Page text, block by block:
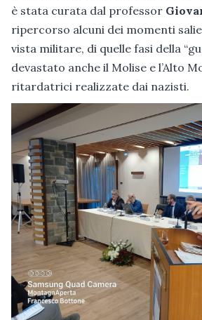
è stata curata dal professor
ripercorso alcuni dei momenti
vista militare, di quelle fasi della
devastato anche il Molise e l’Alto
ritardatrici realizzate dai nazisti.